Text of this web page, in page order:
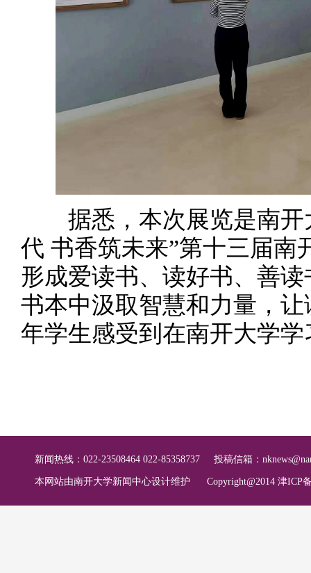
据悉，本次展览是南开
代 书香筑未来”第十三届南
形成爱读书、读好书、善
书本中汲取智慧和力量，
年学生感受到在南开大学
新闻热线：022-23508464 022-85358737 投稿信箱：
本网站由南开大学新闻中心设计维护 Copyright@2014 津ICP